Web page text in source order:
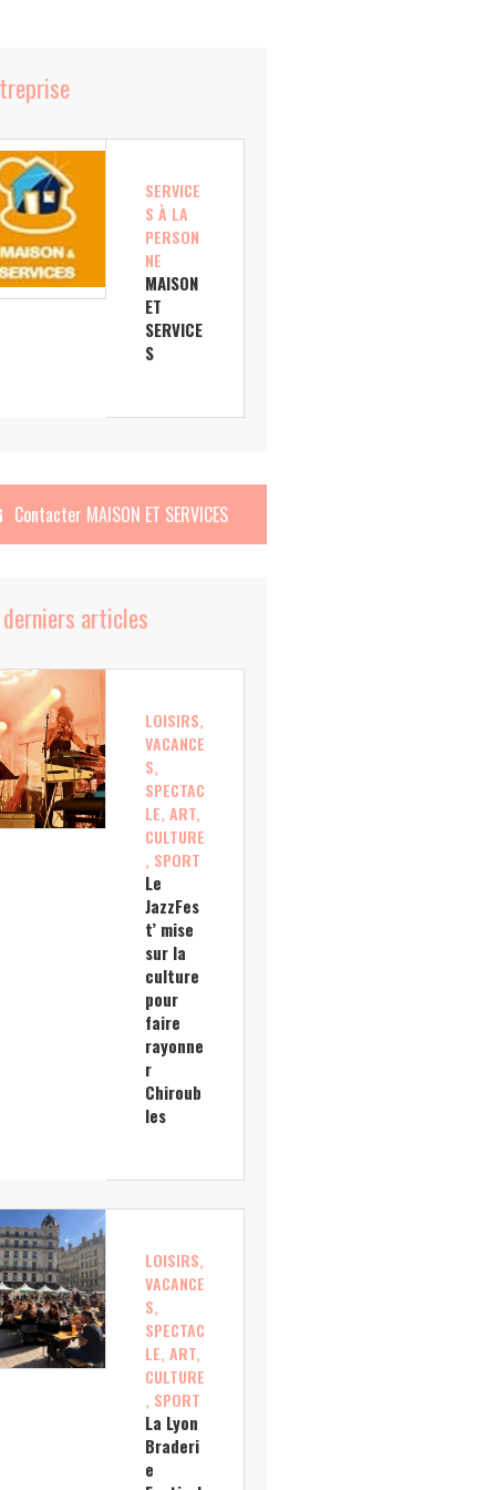
SERVICE
S À LA
PERSON
NE
MAISON
ET
SERVICE
S
Contacter MAISON ET SERVICES
articles
LOISIRS,
VACANCE
S,
SPECTAC
LE, ART,
CULTURE
, SPORT
Le
JazzFes
t’ mise
sur la
culture
pour
faire
rayonne
r
Chiroub
les
LOISIRS,
VACANCE
S,
SPECTAC
LE, ART,
CULTURE
, SPORT
La Lyon
Braderi
e